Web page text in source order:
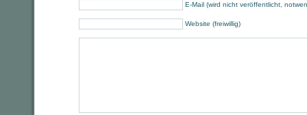
E-Mail (wird nicht veröffentlicht,
Website (freiwillig)